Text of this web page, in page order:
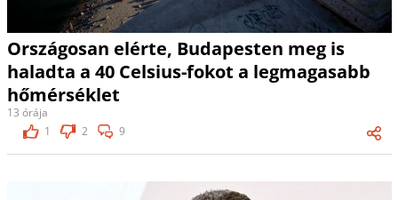
Országosan elérte, Budapesten meg is
haladta a 40 Celsius-fokot a legmagasabb
hőmérséklet
13 órája
1
2 9